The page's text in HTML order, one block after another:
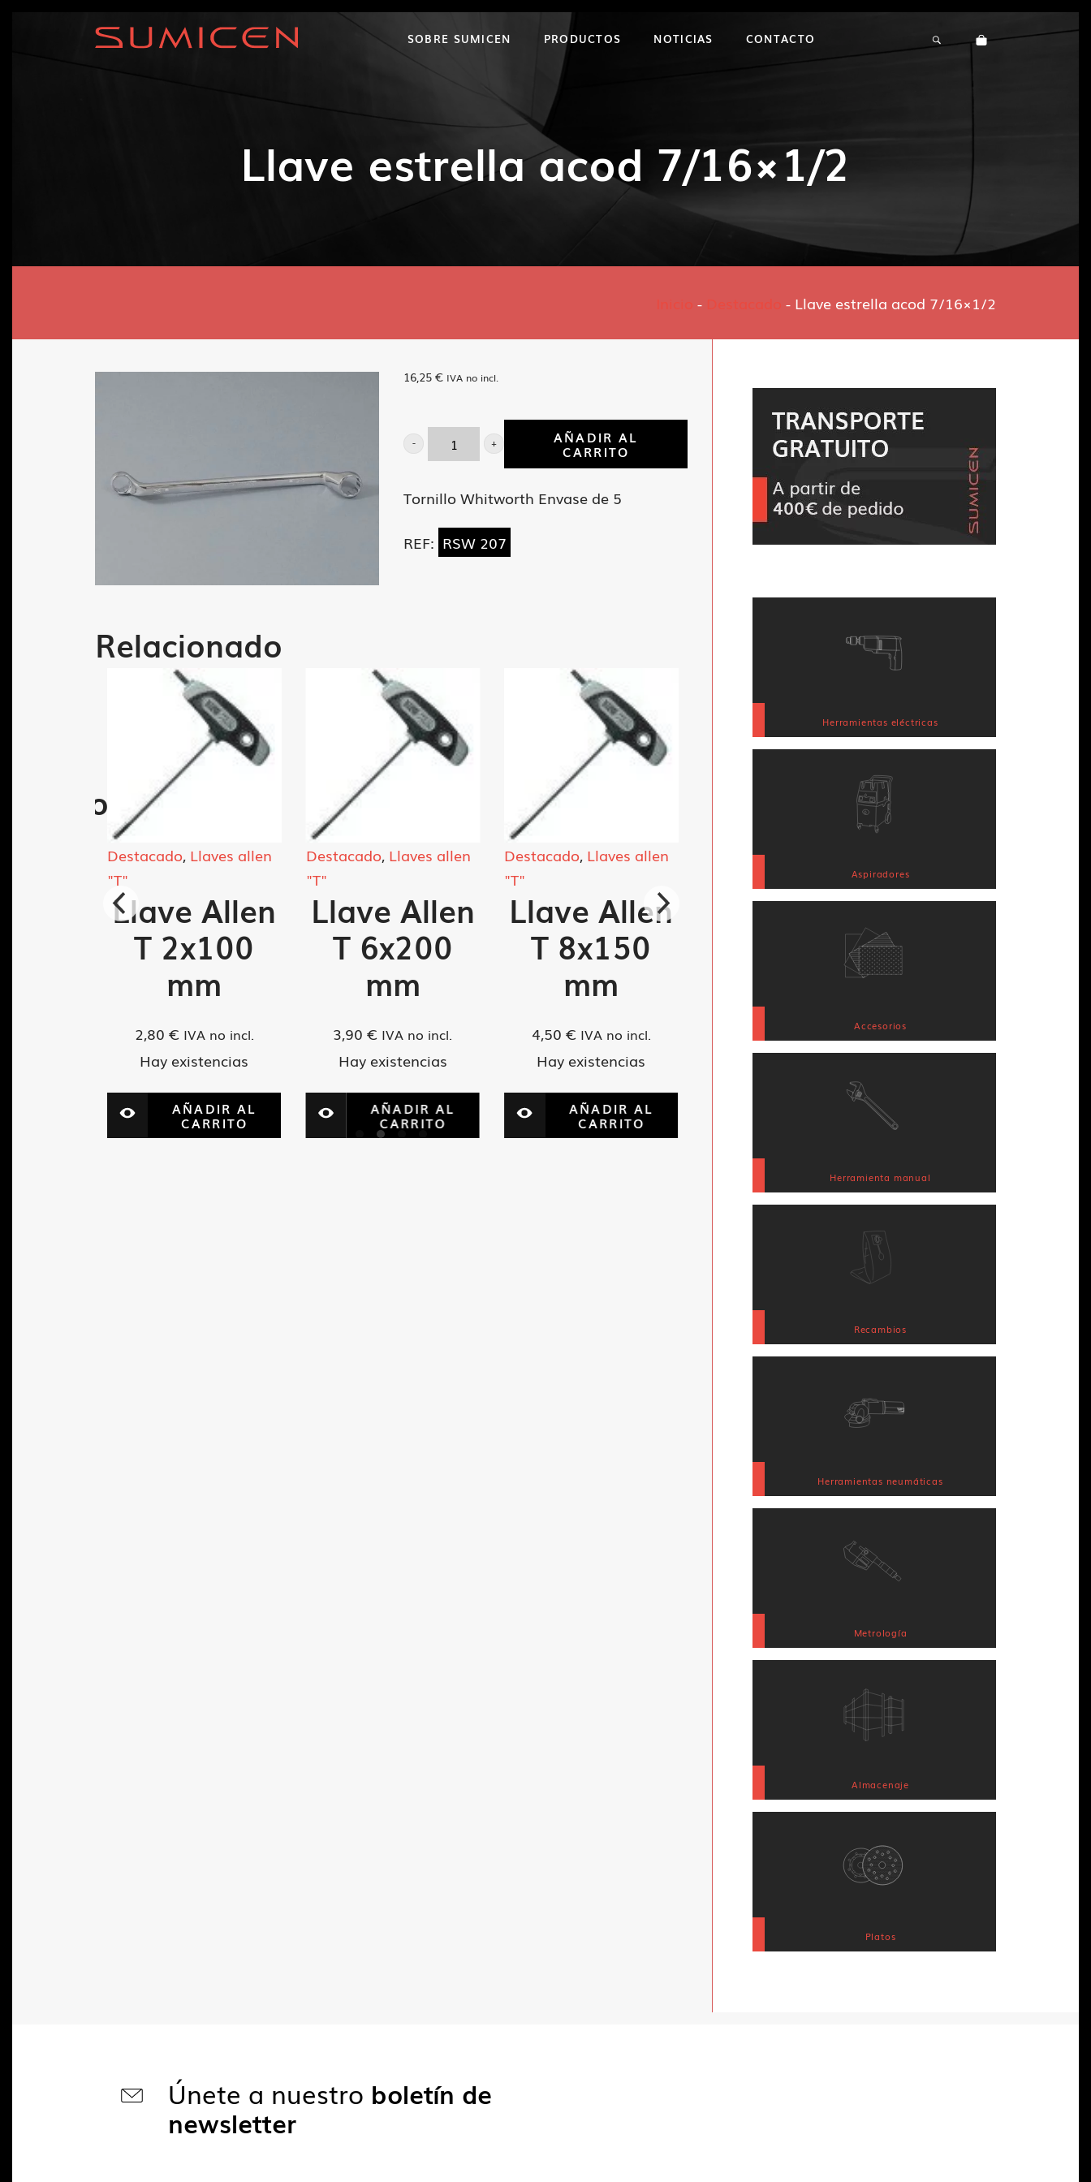
SOBRE SUMICEN PRODUCTOS NOTICIAS CONTACTO
Llave estrella acod 7/16×1/2
- - Llave estrella acod 7/16×1/2
16,25 € IVA no incl.
Llave
acod
7/16x1/2
cantidad
AÑADIR AL
CARRITO
Tornillo Whitworth Envase de 5
REF: RSW 207
Relacionado
Destacado, Llaves allen
"T"
Llave Allen
T 2x100
mm
2,80 € IVA no incl.
Hay existencias
AÑADIR AL
CARRITO
Destacado, Llaves allen
"T"
Llave Allen
T 6x200
mm
3,90€ IVA no incl.
Hay existencias
AÑADIR AL
CARRITO
Destacado, Llaves allen
"T"
Llave Allen
T 8x150
mm
4,50 € IVA no incl.
Hay existencias
AÑADIR AL
CARRITO
Herramientas eléctricas
Aspiradores
Accesorios
Herramienta manual
Recambios
Herramientas neumáticas
Metrología
Almacenaje
Platos
Únete a nuestro boletín de
newsletter